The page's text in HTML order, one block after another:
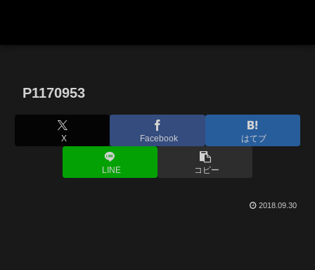
P1170953
X Facebook はてブ
LINE コピー
2018.09.30